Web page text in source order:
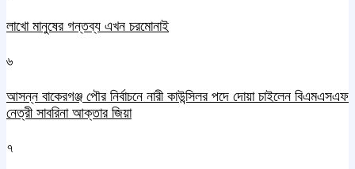
লাখো মানুষের গন্তব্য এখন চরমোনাই
৬
আসন্ন বাকেরগঞ্জ পৌর নির্বাচনে নারী কাউন্সিলর পদে দোয়া চাইলেন বিএমএসএফ
নেত্রী সাবরিনা আক্তার জিয়া
৭